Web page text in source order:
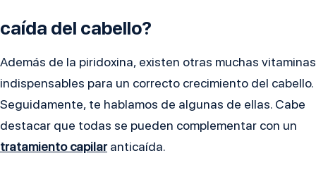
caída del cabello?
Además de la piridoxina, existen otras muchas vitaminas
indispensables para un correcto crecimiento del cabello.
Seguidamente, te hablamos de algunas de ellas. Cabe
destacar que todas se pueden complementar con un
tratamiento capilar anticaída.